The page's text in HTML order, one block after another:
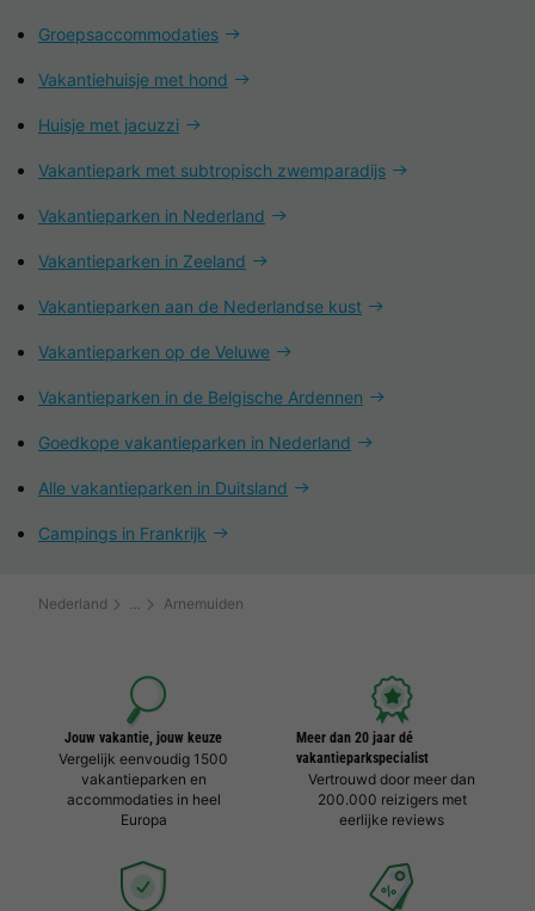
Groepsaccommodaties
Vakantiehuisje met hond
Huisje met jacuzzi
Vakantiepark met subtropisch zwemparadijs
Vakantieparken in Nederland
Vakantieparken in Zeeland
Vakantieparken aan de Nederlandse kust
Vakantieparken op de Veluwe
Vakantieparken in de Belgische Ardennen
Goedkope vakantieparken in Nederland
Alle vakantieparken in Duitsland
Campings in Frankrijk
Nederland Arnemuiden
Jouw vakantie, jouw keuze
Vergelijk eenvoudig 1500
vakantieparken en
accommodaties in heel
Europa
Meer dan 20 jaar dé
vakantieparkspecialist
Vertrouwd door meer dan
200.000 reizigers met
eerlijke reviews